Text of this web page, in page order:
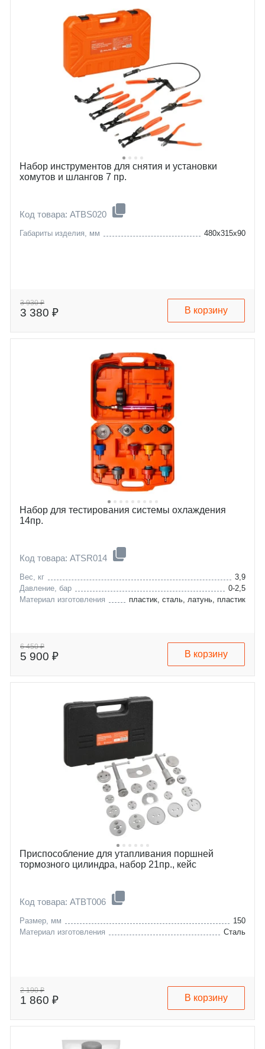
Набор инструментов для снятия и установки
хомутов и шлангов 7 пр.
Код товара: ATBS020
Габариты изделия, мм 480x315x90
3 930 ₽
3 380 ₽ В корзину
Набор для тестирования системы охлаждения
14пр.
Код товара: ATSR014
Вес, кг
3,9
Давление, бар
0-2,5
Материал изготовления
пластик, сталь, латунь, пластик
6 450 ₽
5 900 ₽ В корзину
Приспособление для утапливания поршней
тормозного цилиндра, набор 21пр., кейс
Код товара: ATBT006
Размер, мм
150
Материал изготовления
Сталь
2 190 ₽
1 860 ₽ В корзину